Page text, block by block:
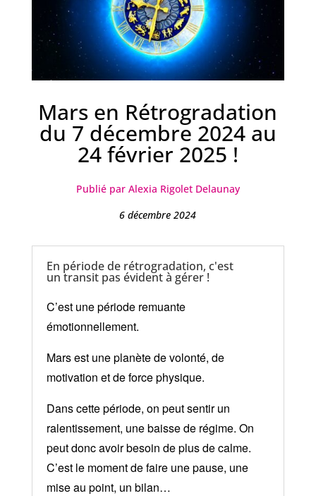
Mars en Rétrogradation
du 7 décembre 2024 au
24 février 2025 !
Publié par Alexia Rigolet Delaunay
6 décembre 2024
En période de rétrogradation, c'est
un transit pas évident à gérer !
C’est une période remuante
émotionnellement.
Mars est une planète de volonté, de
motivation et de force physique.
Dans cette période, on peut sentir un
ralentissement, une baisse de régime. On
peut donc avoir besoin de plus de calme.
C’est le moment de faire une pause, une
mise au point, un bilan…